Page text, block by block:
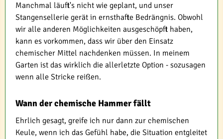
Manchmal läuft's nicht wie geplant, und unser
Stangensellerie gerät in ernsthafte Bedrängnis. Obwohl
wir alle anderen Möglichkeiten ausgeschöpft haben,
kann es vorkommen, dass wir über den Einsatz
chemischer Mittel nachdenken müssen. In meinem
Garten ist das wirklich die allerletzte Option - sozusagen
wenn alle Stricke reißen.
Wann der chemische Hammer fällt
Ehrlich gesagt, greife ich nur dann zur chemischen
Keule, wenn ich das Gefühl habe, die Situation entgleitet